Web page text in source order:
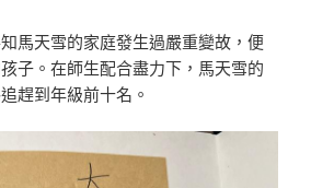
馬天雪的家庭發生過嚴重變故，便
子。在師生配合盡力下，馬天雪的
趕到年級前十名。